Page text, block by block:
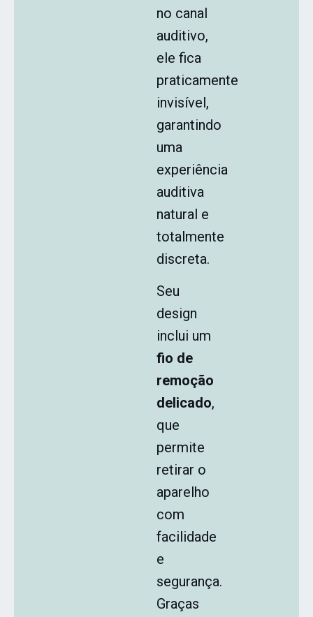
no canal
auditivo,
ele fica
praticamente
invisível,
garantindo
uma
experiência
auditiva
natural e
totalmente
discreta.
Seu
design
inclui um
fio de
remoção
delicado,
que
permite
retirar o
aparelho
com
facilidade
e
segurança.
Graças